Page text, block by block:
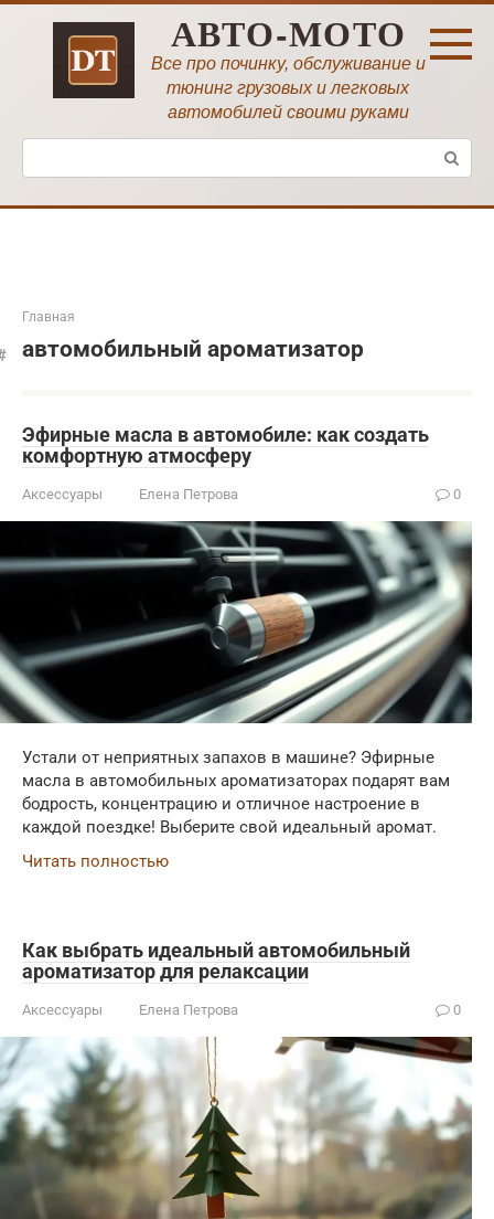
Перейти
АВТО-МОТО
Все про починку, обслуживание и
тюнинг грузовых и легковых
автомобилей своими руками
Поиск:
Главная
автомобильный ароматизатор
Эфирные масла в автомобиле: как создать
комфортную атмосферу
Аксессуары Елена Петрова 0
Устали от неприятных запахов в машине? Эфирные
масла в автомобильных ароматизаторах подарят вам
бодрость, концентрацию и отличное настроение в
каждой поездке! Выберите свой идеальный аромат.
Читать полностью
Как выбрать идеальный автомобильный
ароматизатор для релаксации
Аксессуары Елена Петрова 0